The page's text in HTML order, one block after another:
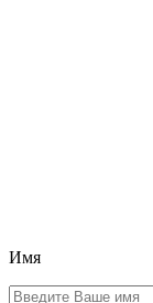
Имя